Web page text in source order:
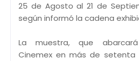
25 de Agosto al 21 de
según informó la cadena
La muestra, que
Cinemex en más de setenta